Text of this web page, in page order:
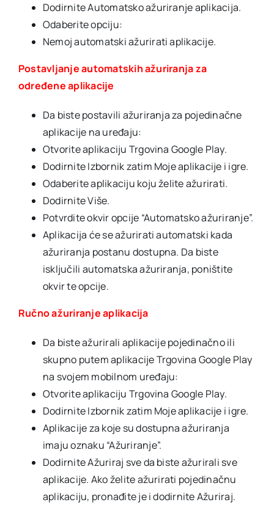
Dodirnite Automatsko ažuriranje aplikacija.
Odaberite opciju:
Nemoj automatski ažurirati aplikacije.
Postavljanje automatskih ažuriranja za
određene aplikacije
Da biste postavili ažuriranja za pojedinačne
aplikacije na uređaju:
Otvorite aplikaciju Trgovina Google Play.
Dodirnite Izbornik zatim Moje aplikacije i igre.
Odaberite aplikaciju koju želite ažurirati.
Dodirnite Više.
Potvrdite okvir opcije “Automatsko ažuriranje”.
Aplikacija će se ažurirati automatski kada
ažuriranja postanu dostupna. Da biste
isključili automatska ažuriranja, poništite
okvir te opcije.
Ručno ažuriranje aplikacija
Da biste ažurirali aplikacije pojedinačno ili
skupno putem aplikacije Trgovina Google Play
na svojem mobilnom uređaju:
Otvorite aplikaciju Trgovina Google Play.
Dodirnite Izbornik zatim Moje aplikacije i igre.
Aplikacije za koje su dostupna ažuriranja
imaju oznaku “Ažuriranje”.
Dodirnite Ažuriraj sve da biste ažurirali sve
aplikacije. Ako želite ažurirati pojedinačnu
aplikaciju, pronađite je i dodirnite Ažuriraj.